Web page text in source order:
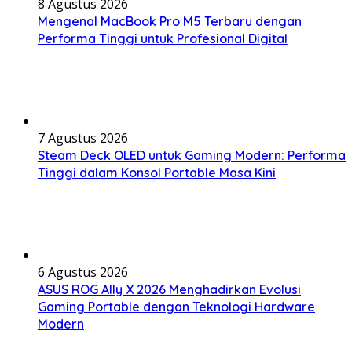
8 Agustus 2026
Mengenal MacBook Pro M5 Terbaru dengan
Performa Tinggi untuk Profesional Digital
7 Agustus 2026
Steam Deck OLED untuk Gaming Modern: Performa
Tinggi dalam Konsol Portable Masa Kini
6 Agustus 2026
ASUS ROG Ally X 2026 Menghadirkan Evolusi
Gaming Portable dengan Teknologi Hardware
Modern